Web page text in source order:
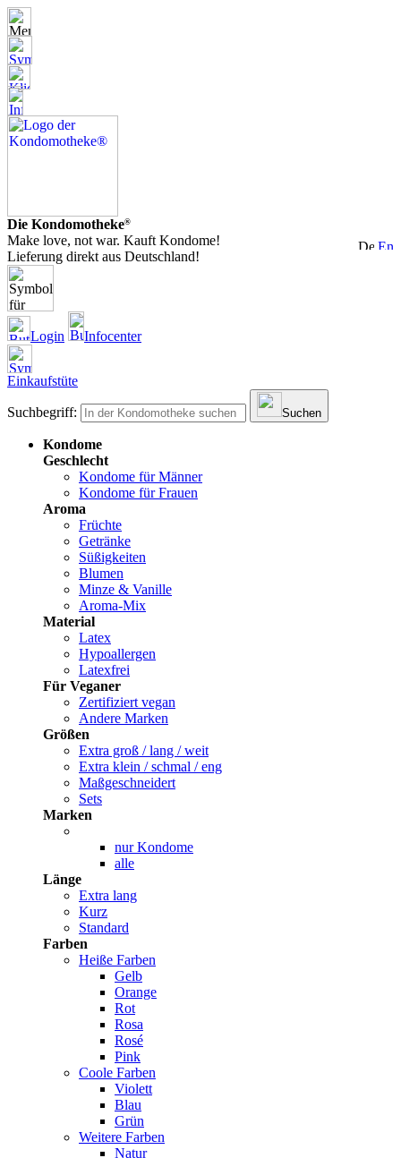
Die Kondomotheke®
Make love, not war. Kauft Kondome!
Lieferung direkt aus Deutschland!
Login Infocenter
Einkaufstüte
Suchbegriff: Suchen
Kondome
Geschlecht
Kondome für Männer
Kondome für Frauen
Aroma
Früchte
Getränke
Süßigkeiten
Blumen
Minze & Vanille
Aroma-Mix
Material
Latex
Hypoallergen
Latexfrei
Für Veganer
Zertifiziert vegan
Andere Marken
Größen
Extra groß / lang / weit
Extra klein / schmal / eng
Maßgeschneidert
Sets
Marken
nur Kondome
alle
Länge
Extra lang
Kurz
Standard
Farben
Heiße Farben
Gelb
Orange
Rot
Rosa
Rosé
Pink
Coole Farben
Violett
Blau
Grün
Weitere Farben
Natur